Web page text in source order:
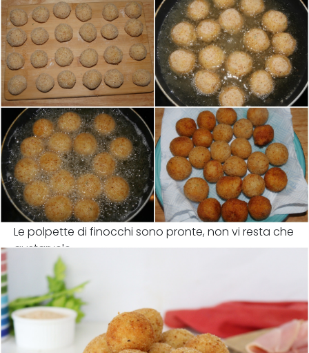
Le polpette di finocchi sono pronte, non vi resta che
gustarvele.